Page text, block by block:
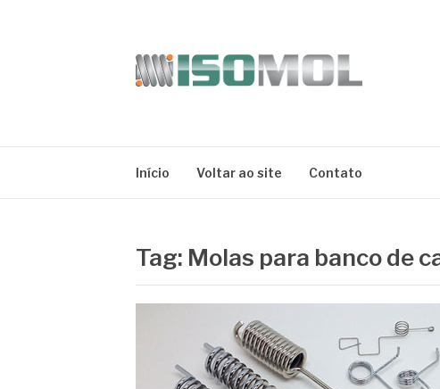
Início Voltar ao site Contato
Tag: Molas para banco de